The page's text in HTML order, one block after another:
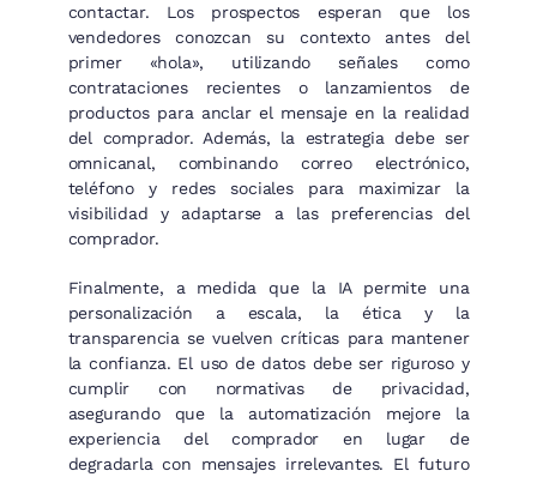
contactar. Los prospectos esperan que los
vendedores conozcan su contexto antes del
primer «hola», utilizando señales como
contrataciones recientes o lanzamientos de
productos para anclar el mensaje en la realidad
del comprador. Además, la estrategia debe ser
omnicanal, combinando correo electrónico,
teléfono y redes sociales para maximizar la
visibilidad y adaptarse a las preferencias del
comprador.
Finalmente, a medida que la IA permite una
personalización a escala, la ética y la
transparencia se vuelven críticas para mantener
la confianza. El uso de datos debe ser riguroso y
cumplir con normativas de privacidad,
asegurando que la automatización mejore la
experiencia del comprador en lugar de
degradarla con mensajes irrelevantes. El futuro